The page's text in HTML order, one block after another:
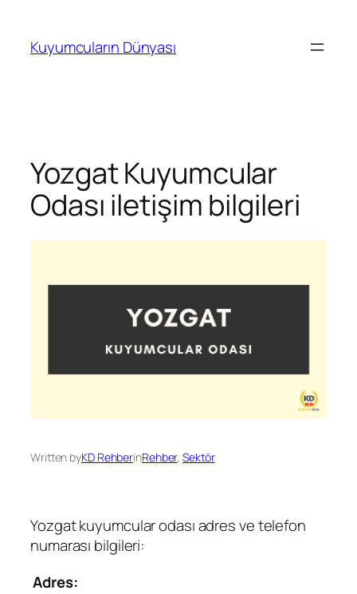
Kuyumcuların Dünyası
Yozgat Kuyumcular
Odası iletişim bilgileri
Written byKD RehberinRehber, Sektör
Yozgat kuyumcular odası adres ve telefon
numarası bilgileri:
Adres: